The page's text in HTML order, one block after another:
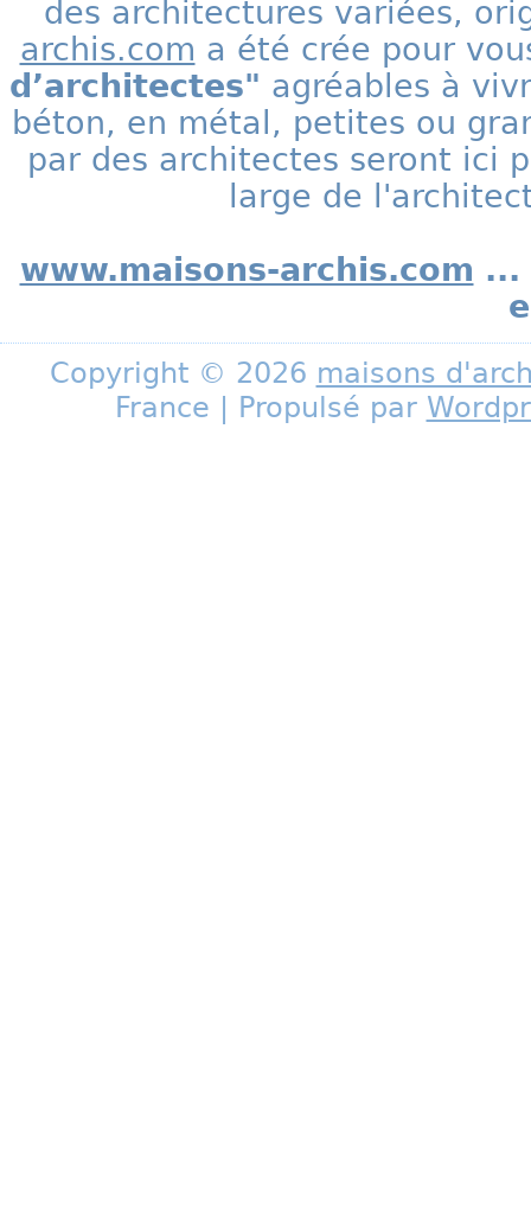
des architectures variées,
archis.com a été crée pour
d’architectes" agréables à
béton, en métal, petites ou
par des architectes seront ici
large de
www.maisons-archis.com ...
Copyright © 2026 maisons
France | Propulsé par